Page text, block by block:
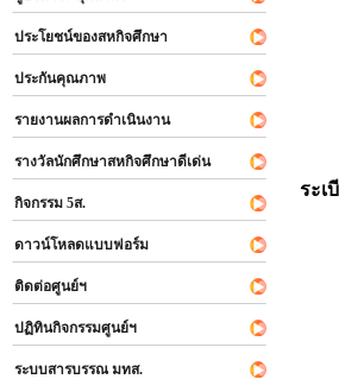
ประโยชน์ของสหกิจศึกษา
ประกันคุณภาพ
รายงานผลการดำเนินงาน
รางวัลนักศึกษาสหกิจศึกษาดีเด่น
กิจกรรม 5ส.
ดาวน์โหลดแบบฟอร์ม
ติดต่อศูนย์ฯ
ปฏิทินกิจกรรมศูนย์ฯ
ระบบสารบรรณ มทส.
ระเ